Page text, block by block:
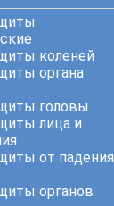
коленей
органа
головы
лица и
от падения
органов